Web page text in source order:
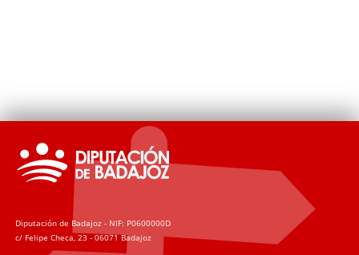
Diputación de Badajoz - NIF: P0600000D
c/ Felipe Checa, 23 - 06071 Badajoz